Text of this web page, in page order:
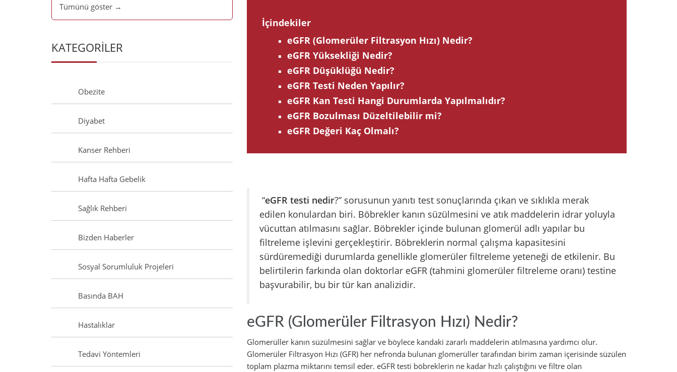
İçindekiler
eGFR (Glomerüler Filtrasyon Hızı) Nedir?
eGFR Yüksekliği Nedir?
eGFR Düşüklüğü Nedir?
eGFR Testi Neden Yapılır?
eGFR Kan Testi Hangi Durumlarda Yapılmalıdır?
eGFR Bozulması Düzeltilebilir mi?
eGFR Değeri Kaç Olmalı?
“eGFR testi nedir?” sorusunun yanıtı test sonuçlarında çıkan ve sıklıkla merak
edilen konulardan biri. Böbrekler kanın süzülmesini ve atık maddelerin idrar yoluyla
vücuttan atılmasını sağlar. Böbrekler içinde bulunan glomerül adlı yapılar bu
filtreleme işlevini gerçekleştirir. Böbreklerin normal çalışma kapasitesini
sürdüremediği durumlarda genellikle glomerüler filtreleme yeteneği de etkilenir. Bu
belirtilerin farkında olan doktorlar eGFR (tahmini glomerüler filtreleme oranı) testine
başvurabilir, bu bir tür kan analizidir.
eGFR (Glomerüler Filtrasyon Hızı) Nedir?
Glomerüller kanın süzülmesini sağlar ve böylece kandaki zararlı maddelerin atılmasına yardımcı olur.
Glomerüler Filtrasyon Hızı (GFR) her nefronda bulunan glomerüller tarafından birim zaman içerisinde süzülen
toplam plazma miktarını temsil eder. eGFR testi böbreklerin ne kadar hızlı çalıştığını ve filtre olan
Tümünü göster →
KATEGORİLER
Obezite
Diyabet
Kanser Rehberi
Hafta Hafta Gebelik
Sağlık Rehberi
Bizden Haberler
Sosyal Sorumluluk Projeleri
Basında BAH
Hastalıklar
Tedavi Yöntemleri